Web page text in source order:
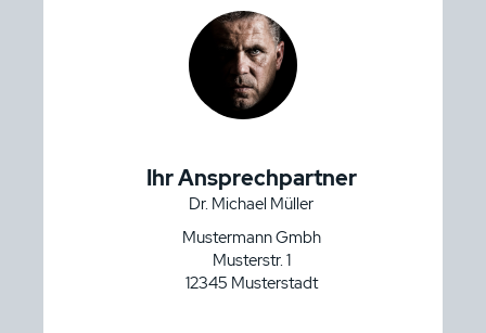
Ihr Ansprechpartner
Dr. Michael Müller
Mustermann Gmbh
Musterstr. 1
12345 Musterstadt